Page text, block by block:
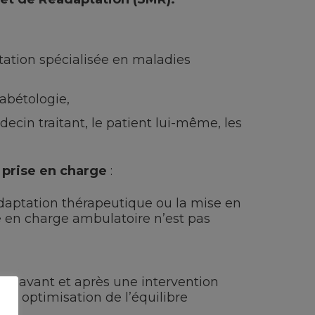
spécialisée en maladies
traitant, le patient lui-même, les
en charge :
thérapeutique ou la mise en
charge ambulatoire n’est pas
avant et après une intervention
et optimisation de l’équilibre